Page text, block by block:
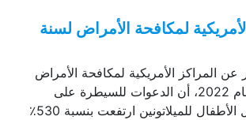
لمكافحة الأمراض لسنة
عن المراكز الأمريكية لمكافحة الأمراض
والوقاية منها في عام 2022، أن الدعوات للسيطرة على
السموم بشأن تناول الأطفال للميلاتونين ارتفعت بنسبة 530٪